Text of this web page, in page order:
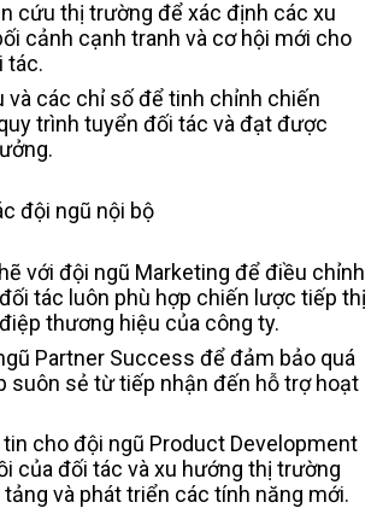
cứu thị trường để xác định các xu
cảnh cạnh tranh và cơ hội mới cho
tác.
và các chỉ số để tinh chỉnh chiến
trình tuyển đối tác và đạt được
đội ngũ nội bộ
với đội ngũ Marketing để điều chỉnh
tác luôn phù hợp chiến lược tiếp thị
thương hiệu của công ty.
Partner Success để đảm bảo quá
suôn sẻ từ tiếp nhận đến hỗ trợ hoạt
cho đội ngũ Product Development
của đối tác và xu hướng thị trường
và phát triển các tính năng mới.